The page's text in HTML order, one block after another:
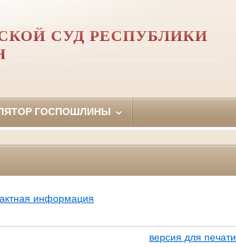
СУД РЕСПУБЛИКИ
ГОСПОШЛИНЫ
информация
версия для печати